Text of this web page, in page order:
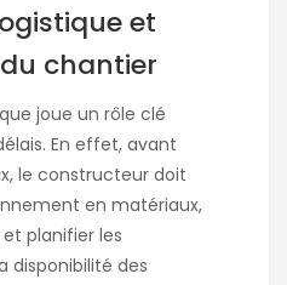
et
chantier
joue un rôle clé
En effet, avant
le constructeur doit
en matériaux,
planifier les
disponibilité des